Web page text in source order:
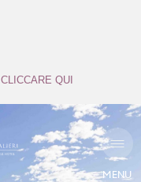
CLICCARE QUI
MENU